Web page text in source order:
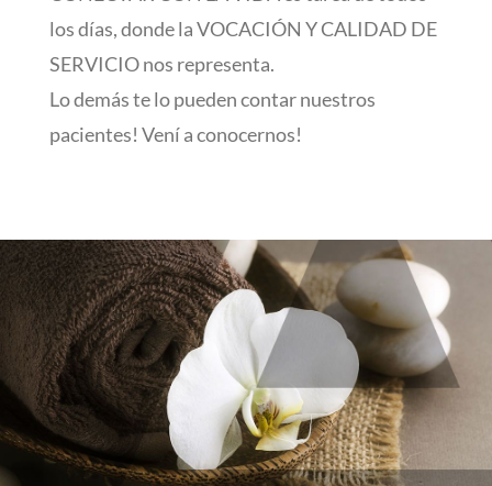
los días, donde la VOCACIÓN Y CALIDAD DE
SERVICIO nos representa.
Lo demás te lo pueden contar nuestros
pacientes! Vení a conocernos!